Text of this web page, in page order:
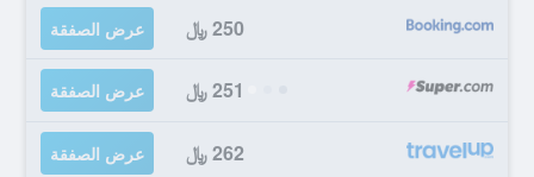
250 ﷼ عرض الصفقة
251 ﷼ عرض الصفقة
262 ﷼ عرض الصفقة